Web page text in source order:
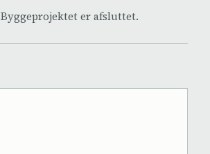
Byggeprojektet er afsluttet.